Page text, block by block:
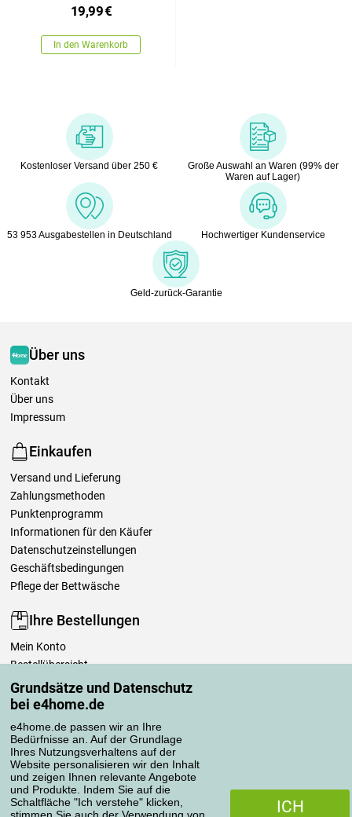
Grundsätze und Datenschutz
bei e4home.de
e4home.de passen wir an Ihre
Bedürfnisse an. Auf der Grundlage
Ihres Nutzungsverhaltens auf der
Website personalisieren wir den Inhalt
und zeigen Ihnen relevante Angebote
und Produkte. Indem Sie auf die
Schaltfläche "Ich verstehe" klicken,
ICH
19,99€
In den Warenkorb
Kostenloser Versand über 250 €
Große Auswahl an Waren (99% der
Waren auf Lager)
53 953 Ausgabestellen in Deutschland Hochwertiger Kundenservice
Geld-zurück-Garantie
Über uns
Kontakt
Über uns
Impressum
Einkaufen
Versand und Lieferung
Zahlungsmethoden
Punktenprogramm
Informationen für den Käufer
Datenschutzeinstellungen
Geschäftsbedingungen
Pflege der Bettwäsche
Ihre Bestellungen
Mein Konto
Bestellübersicht
Reklamationen
Widerrufsbelehrung
Richtlinien zur Verarbeitung von Bewertungen
Transportarten